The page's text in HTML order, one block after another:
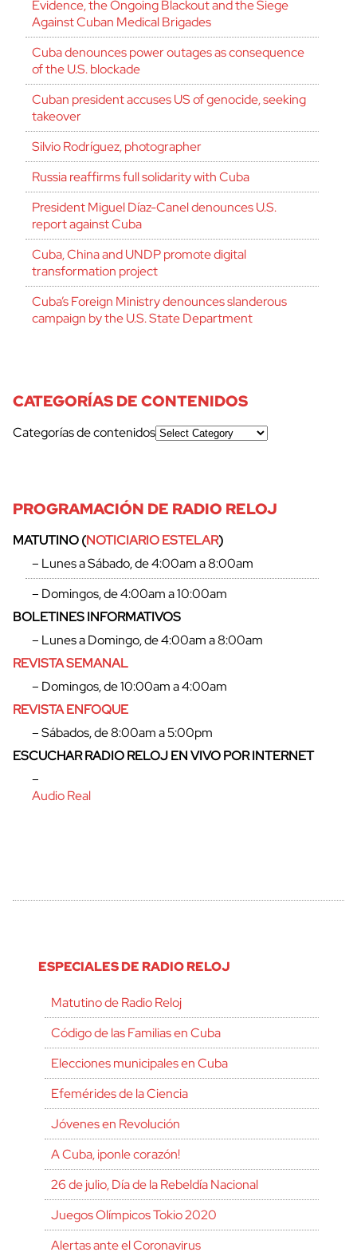
Evidence, the Ongoing Blackout and the Siege
Against Cuban Medical Brigades
Cuba denounces power outages as consequence
of the U.S. blockade
Cuban president accuses US of genocide, seeking
takeover
Silvio Rodríguez, photographer
Russia reaffirms full solidarity with Cuba
President Miguel Díaz-Canel denounces U.S.
report against Cuba
Cuba, China and UNDP promote digital
transformation project
Cuba’s Foreign Ministry denounces slanderous
campaign by the U.S. State Department
CATEGORÍAS DE CONTENIDOS
Categorías de contenidos
PROGRAMACIÓN DE RADIO RELOJ
MATUTINO (NOTICIARIO ESTELAR)
– Lunes a Sábado, de 4:00am a 8:00am
– Domingos, de 4:00am a 10:00am
BOLETINES INFORMATIVOS
– Lunes a Domingo, de 4:00am a 8:00am
REVISTA SEMANAL
– Domingos, de 10:00am a 4:00am
REVISTA ENFOQUE
– Sábados, de 8:00am a 5:00pm
ESCUCHAR RADIO RELOJ EN VIVO POR INTERNET
–
Audio Real
ESPECIALES DE RADIO RELOJ
Matutino de Radio Reloj
Código de las Familias en Cuba
Elecciones municipales en Cuba
Efemérides de la Ciencia
Jóvenes en Revolución
A Cuba, ¡ponle corazón!
26 de julio, Día de la Rebeldía Nacional
Juegos Olímpicos Tokio 2020
Alertas ante el Coronavirus